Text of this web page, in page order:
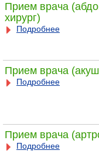
Прием врача
хирург)
Подробнее
Прием врача
Подробнее
Прием врача
Подробнее